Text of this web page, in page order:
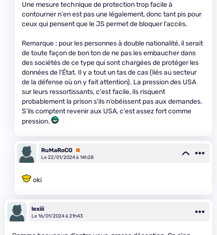
Une mesure technique de protection trop facile à
contourner n'en est pas une légalement, donc tant pis pour
ceux qui pensent que le JS permet de bloquer l'accès.
Remarque : pour les personnes à double nationalité, il serait
de toute façon de bon ton de ne pas les embaucher dans
des sociétés de ce type qui sont chargées de protéger les
données de l'État. Il y a tout un tas de cas (liés au secteur
de la défense où on y fait attention). La pression des USA
sur leurs ressortissants, c'est facile, ils risquent
probablement la prison s'ils n’obéissent pas aux demandes.
S'ils comptent revenir aux USA, c'est assez fort comme
pression.
RuMaRoCO
Premium
Le 22/01/2024 à 14h28
oki
lexiii
Le 16/01/2024 à 21h43